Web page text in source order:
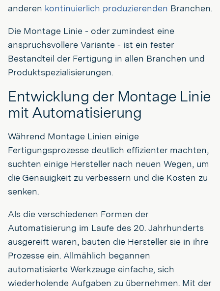
anderen kontinuierlich produzierenden Branchen.
Die Montage Linie - oder zumindest eine
anspruchsvollere Variante - ist ein fester
Bestandteil der Fertigung in allen Branchen und
Produktspezialisierungen.
Entwicklung der Montage Linie
mit Automatisierung
Während Montage Linien einige
Fertigungsprozesse deutlich effizienter machten,
suchten einige Hersteller nach neuen Wegen, um
die Genauigkeit zu verbessern und die Kosten zu
senken.
Als die verschiedenen Formen der
Automatisierung im Laufe des 20. Jahrhunderts
ausgereift waren, bauten die Hersteller sie in ihre
Prozesse ein. Allmählich begannen
automatisierte Werkzeuge einfache, sich
wiederholende Aufgaben zu übernehmen. Mit der